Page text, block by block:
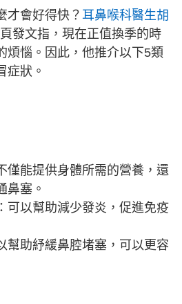
才會好得快？ 耳鼻喉科醫生胡
發文指，現在正值換季的時
煩惱。因此，他推介以下5類
症狀。
僅能提供身體所需的營養，還
鼻塞。
可以幫助減少發炎，促進免疫
幫助紓緩鼻腔堵塞，可以更容